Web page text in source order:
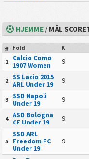
HJEMME /MÅL
# Hold K
1
Calcio Como
1907 Women
9
2 SS Lazio 2015
ARL Under 19
9
3 SSD Napoli
Under 19
9
4 ASD Bologna
CF Under 19
9
5
SSD ARL
Freedom FC
Under 19
9